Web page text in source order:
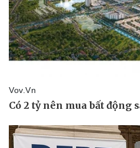
Cây thuốc
Sản phụ khoa
Nhi khoa
Nam khoa
Làm đẹp - giảm cân